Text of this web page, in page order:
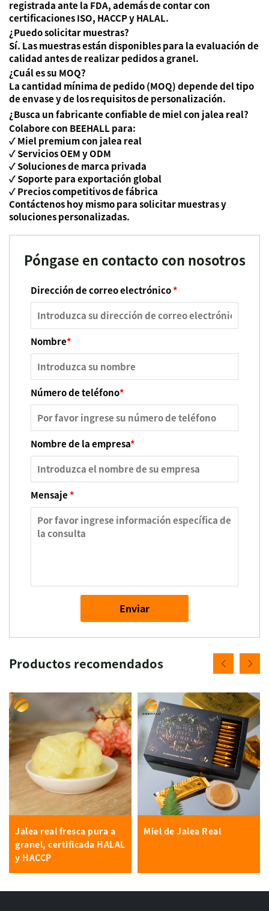
registrada ante la FDA, además de contar con
certificaciones ISO, HACCP y HALAL.
¿Puedo solicitar muestras?
Sí. Las muestras están disponibles para la evaluación de
calidad antes de realizar pedidos a granel.
¿Cuál es su MOQ?
La cantidad mínima de pedido (MOQ) depende del tipo
de envase y de los requisitos de personalización.
¿Busca un fabricante confiable de miel con jalea real?
Colabore con BEEHALL para:
✓ Miel premium con jalea real
✓ Servicios OEM y ODM
✓ Soluciones de marca privada
✓ Soporte para exportación global
✓ Precios competitivos de fábrica
Contáctenos hoy mismo para solicitar muestras y
soluciones personalizadas.
Póngase en contacto con nosotros
Dirección de correo electrónico*
Nombre*
Número de teléfono*
Nombre de la empresa*
Mensaje*
Enviar
Productos recomendados
Jalea real fresca pura a
granel, certificada HALAL
y HACCP
Miel de Jalea Real